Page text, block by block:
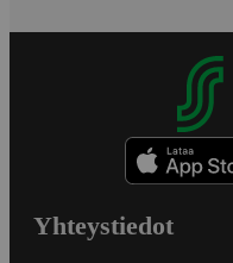
Yhteystiedot